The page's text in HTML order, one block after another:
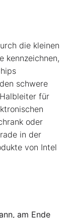
die kleinen
kennzeichnen,
schwere
für
oder
in der
von Intel
am Ende